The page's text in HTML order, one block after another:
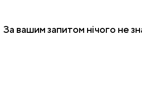
За вашим запитом нічого не